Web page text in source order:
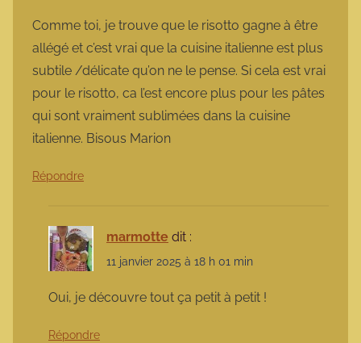
Comme toi, je trouve que le risotto gagne à être
allégé et c’est vrai que la cuisine italienne est plus
subtile /délicate qu’on ne le pense. Si cela est vrai
pour le risotto, ca l’est encore plus pour les pâtes
qui sont vraiment sublimées dans la cuisine
italienne. Bisous Marion
Répondre
marmotte dit :
11 janvier 2025 à 18 h 01 min
Oui, je découvre tout ça petit à petit !
Répondre